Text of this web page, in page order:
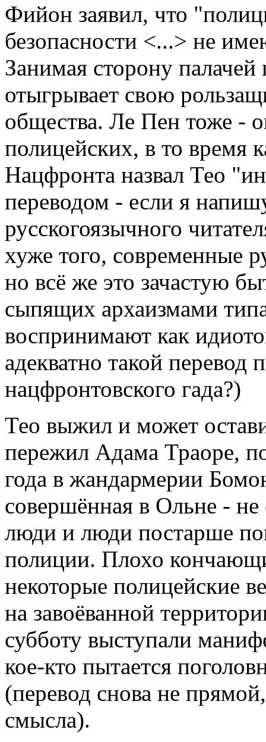
Фийон заявил, что
безопасности <...> не
Занимая сторону
отыгрывает свою
общества. Ле Пен тоже -
полицейских, в то время
Нацфронта назвал Тео
переводом - если я
русскогоязычного
хуже того, современные
но всё же это зачастую
сыпящих архаизмами
воспринимают как
адекватно такой перевод
нацфронтовского гада?)
Тео выжил и может
пережил Адама Траоре,
года в жандармерии
совершённая в Ольне -
люди и люди постарше
полиции. Плохо
некоторые полицейские
на завоёванной
субботу выступали
кое-кто пытается
(перевод снова не
смысла).